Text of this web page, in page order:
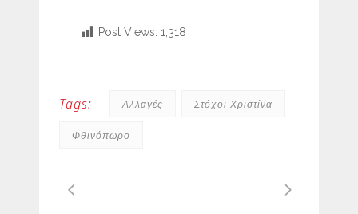
Post Views: 1,318
Tags: Αλλαγές Στόχοι Χριστίνα
Φθινόπωρο